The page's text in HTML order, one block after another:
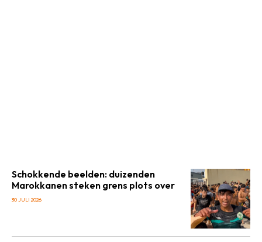
Schokkende beelden: duizenden
Marokkanen steken grens plots over
30 JULI 2026